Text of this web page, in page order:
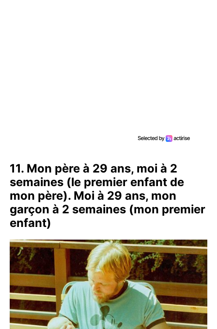
11. Mon père à 29 ans, moi à 2
semaines (le premier enfant de
mon père). Moi à 29 ans, mon
garçon à 2 semaines (mon premier
enfant)